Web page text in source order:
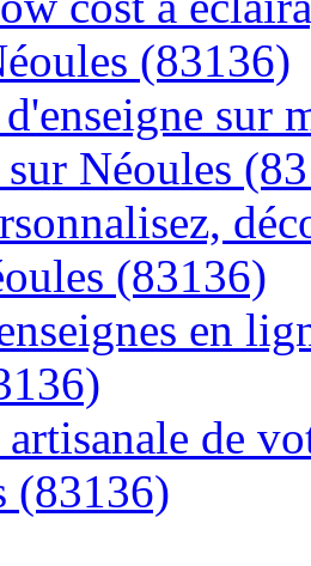
(83136)
sur
Néoules
(83136)
en
de
(83136)